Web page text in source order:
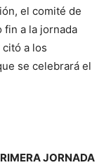
el comité de
fin a la jornada
a los
se celebrará el
JORNADA